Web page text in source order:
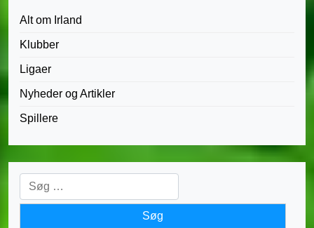
Alt om Irland
Klubber
Ligaer
Nyheder og Artikler
Spillere
Søg
efter: